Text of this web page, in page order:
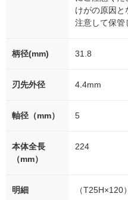
けがの原因と
注意して保管
柄径(mm) 31.8
刃先外径 4.4mm
軸径（mm） 5
本体全長
（mm）
224
明細 （T25H×120）